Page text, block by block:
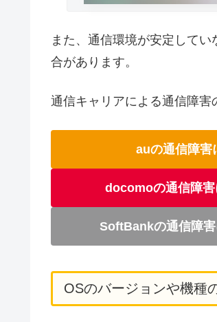
また、通信環境が安定して
合があります。
通信キャリアによる通信障害
auの通信障害
docomoの通信障害
SoftBankの通信障
OSのバージョンや機種